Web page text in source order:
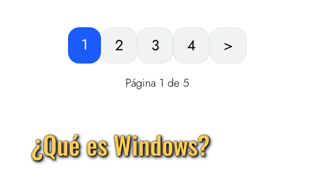
1 2 3 4 >
Página 1 de 5
¿Qué es Windows?